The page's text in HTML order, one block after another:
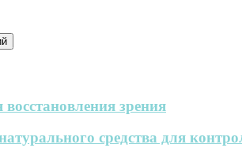
зрения
средства для